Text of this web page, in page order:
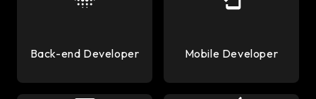
Back-end Developer Mobile Developer